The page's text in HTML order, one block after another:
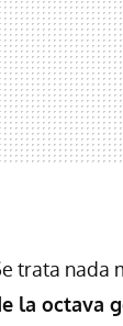
trata nada
la octava